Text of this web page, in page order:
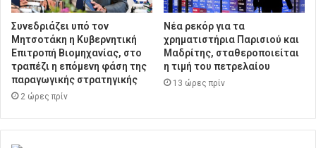
Συνεδριάζει υπό τον
Μητσοτάκη η Κυβερνητική
Επιτροπή Βιομηχανίας, στο
τραπέζι η επόμενη φάση της
παραγωγικής στρατηγικής
2 ώρες πρίν
Νέα ρεκόρ για τα
χρηματιστήρια Παρισιού και
Μαδρίτης, σταθεροποιείται
η τιμή του πετρελαίου
13 ώρες πρίν